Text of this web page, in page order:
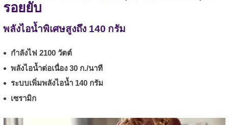
รอยยับ
พลังไอน้ำพิเศษสูงถึง 140 กรัม
กำลังไฟ 2100 วัตต์
พลังไอน้ำต่อเนื่อง 30 ก./นาที
ระบบเพิ่มพลังไอน้ำ 140 กรัม
เซรามิก